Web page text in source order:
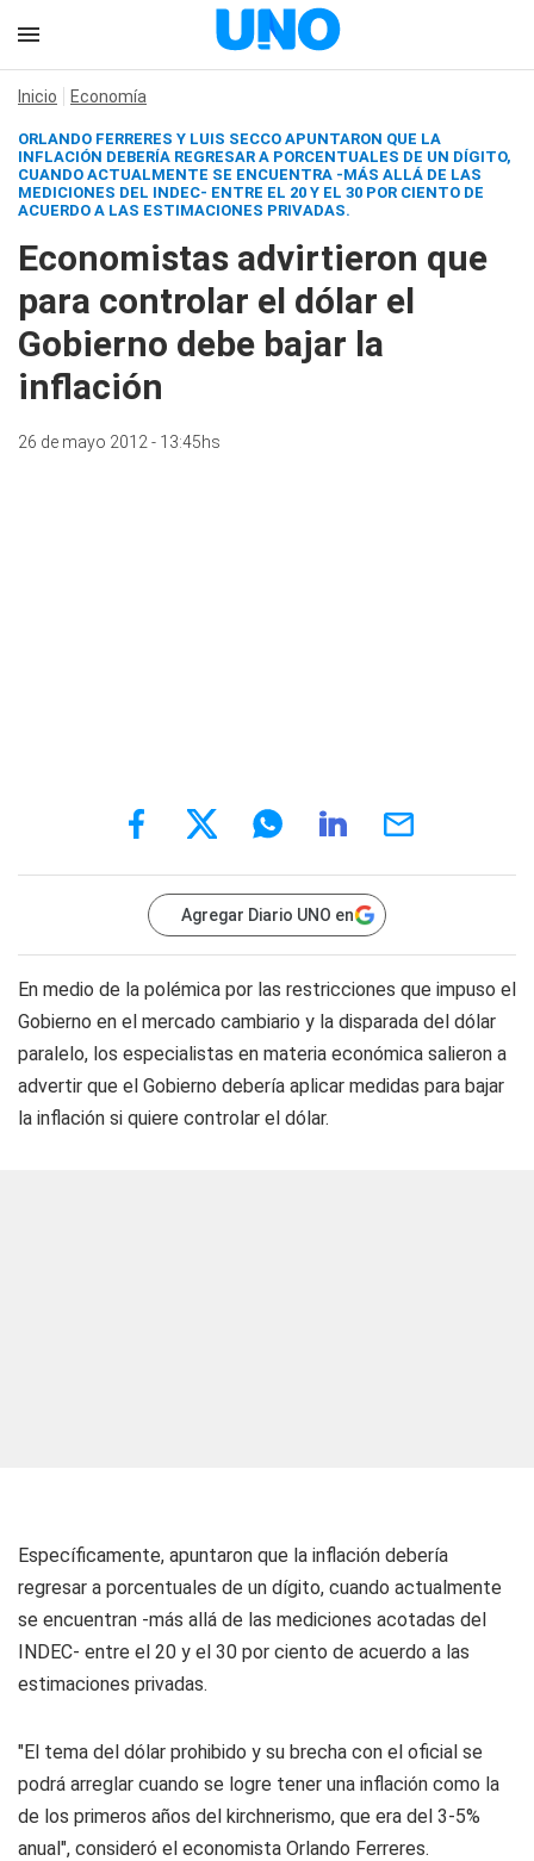
Inicio Economía
ORLANDO FERRERES Y LUIS SECCO APUNTARON QUE LA
INFLACIÓN DEBERÍA REGRESAR A PORCENTUALES DE UN DÍGITO,
CUANDO ACTUALMENTE SE ENCUENTRA -MÁS ALLÁ DE LAS
MEDICIONES DEL INDEC- ENTRE EL 20 Y EL 30 POR CIENTO DE
ACUERDO A LAS ESTIMACIONES PRIVADAS.
Economistas advirtieron que
para controlar el dólar el
Gobierno debe bajar la
inflación
26 de mayo 2012 - 13:45hs
Agregar Diario UNO en
En medio de la polémica por las restricciones que impuso el
Gobierno en el mercado cambiario y la disparada del dólar
paralelo, los especialistas en materia económica salieron a
advertir que el Gobierno debería aplicar medidas para bajar
la inflación si quiere controlar el dólar.
Específicamente, apuntaron que la inflación debería
regresar a porcentuales de un dígito, cuando actualmente
se encuentran -más allá de las mediciones acotadas del
INDEC- entre el 20 y el 30 por ciento de acuerdo a las
estimaciones privadas.
"El tema del dólar prohibido y su brecha con el oficial se
podrá arreglar cuando se logre tener una inflación como la
de los primeros años del kirchnerismo, que era del 3-5%
anual", consideró el economista Orlando Ferreres.